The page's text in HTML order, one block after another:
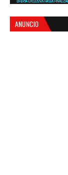
ANUNCIO